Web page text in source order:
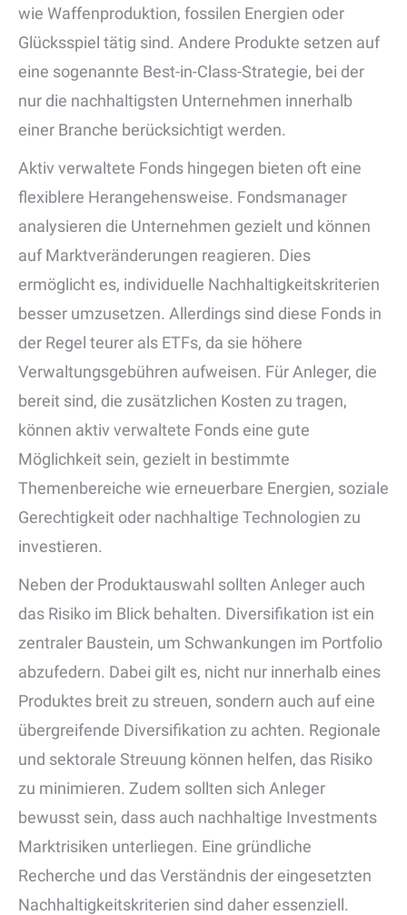
wie Waffenproduktion, fossilen Energien oder
Glücksspiel tätig sind. Andere Produkte setzen auf
eine sogenannte Best-in-Class-Strategie, bei der
nur die nachhaltigsten Unternehmen innerhalb
einer Branche berücksichtigt werden.
Aktiv verwaltete Fonds hingegen bieten oft eine
flexiblere Herangehensweise. Fondsmanager
analysieren die Unternehmen gezielt und können
auf Marktveränderungen reagieren. Dies
ermöglicht es, individuelle Nachhaltigkeitskriterien
besser umzusetzen. Allerdings sind diese Fonds in
der Regel teurer als ETFs, da sie höhere
Verwaltungsgebühren aufweisen. Für Anleger, die
bereit sind, die zusätzlichen Kosten zu tragen,
können aktiv verwaltete Fonds eine gute
Möglichkeit sein, gezielt in bestimmte
Themenbereiche wie erneuerbare Energien, soziale
Gerechtigkeit oder nachhaltige Technologien zu
investieren.
Neben der Produktauswahl sollten Anleger auch
das Risiko im Blick behalten. Diversifikation ist ein
zentraler Baustein, um Schwankungen im Portfolio
abzufedern. Dabei gilt es, nicht nur innerhalb eines
Produktes breit zu streuen, sondern auch auf eine
übergreifende Diversifikation zu achten. Regionale
und sektorale Streuung können helfen, das Risiko
zu minimieren. Zudem sollten sich Anleger
bewusst sein, dass auch nachhaltige Investments
Marktrisiken unterliegen. Eine gründliche
Recherche und das Verständnis der eingesetzten
Nachhaltigkeitskriterien sind daher essenziell.